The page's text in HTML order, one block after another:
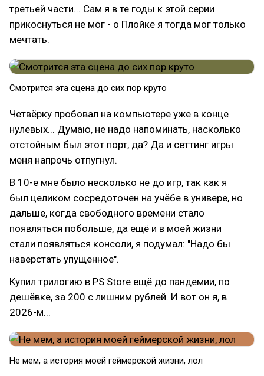
третьей части... Сам я в те годы к этой серии
прикоснуться не мог - о Плойке я тогда мог только
мечтать.
Смотрится эта сцена до сих пор круто
Четвёрку пробовал на компьютере уже в конце
нулевых... Думаю, не надо напоминать, насколько
отстойным был этот порт, да? Да и сеттинг игры
меня напрочь отпугнул.
В 10-е мне было несколько не до игр, так как я
был целиком сосредоточен на учёбе в универе, но
дальше, когда свободного времени стало
появляться побольше, да ещё и в моей жизни
стали появляться консоли, я подумал: "Надо бы
наверстать упущенное".
Купил трилогию в PS Store ещё до пандемии, по
дешёвке, за 200 с лишним рублей. И вот он я, в
2026-м...
Не мем, а история моей геймерской жизни, лол